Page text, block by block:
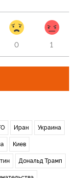
0 1
Иран Украина
Киев
Дональд Трамп